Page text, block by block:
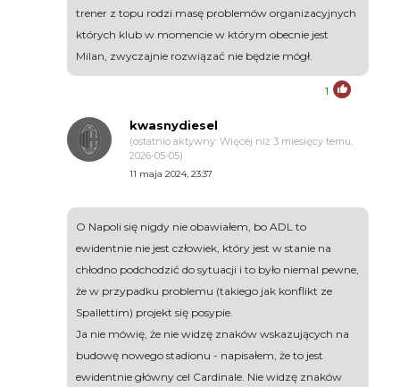
trener z topu rodzi masę problemów organizacyjnych
których klub w momencie w którym obecnie jest
Milan, zwyczajnie rozwiązać nie będzie mógł.
1
kwasnydiesel
(ostatnio aktywny: Więcej niż 3 miesięcy temu,
2026-05-05)
11 maja 2024, 23:37
O Napoli się nigdy nie obawiałem, bo ADL to
ewidentnie nie jest człowiek, który jest w stanie na
chłodno podchodzić do sytuacji i to było niemal pewne,
że w przypadku problemu (takiego jak konflikt ze
Spallettim) projekt się posypie.
Ja nie mówię, że nie widzę znaków wskazujących na
budowę nowego stadionu - napisałem, że to jest
ewidentnie główny cel Cardinale. Nie widzę znaków